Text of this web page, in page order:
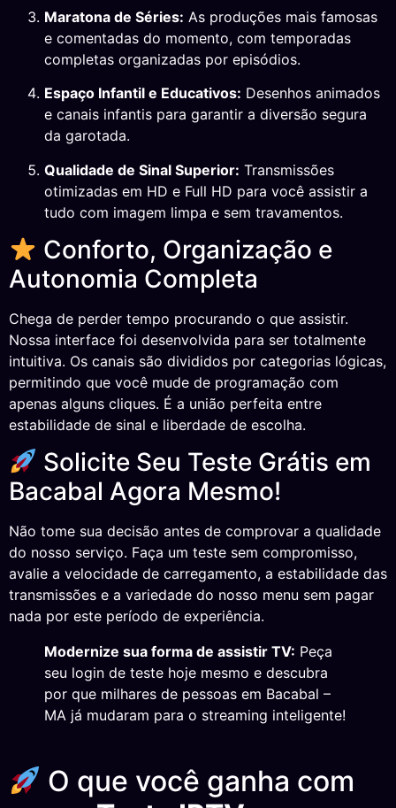
Maratona de Séries: As produções mais famosas
e comentadas do momento, com temporadas
completas organizadas por episódios.
Espaço Infantil e Educativos: Desenhos animados
e canais infantis para garantir a diversão segura
da garotada.
Qualidade de Sinal Superior: Transmissões
otimizadas em HD e Full HD para você assistir a
tudo com imagem limpa e sem travamentos.
Conforto, Organização e
Autonomia Completa
Chega de perder tempo procurando o que assistir.
Nossa interface foi desenvolvida para ser totalmente
intuitiva. Os canais são divididos por categorias lógicas,
permitindo que você mude de programação com
apenas alguns cliques. É a união perfeita entre
estabilidade de sinal e liberdade de escolha.
Solicite Seu Teste Grátis em
Bacabal Agora Mesmo!
Não tome sua decisão antes de comprovar a qualidade
do nosso serviço. Faça um teste sem compromisso,
avalie a velocidade de carregamento, a estabilidade das
transmissões e a variedade do nosso menu sem pagar
nada por este período de experiência.
Modernize sua forma de assistir TV: Peça
seu login de teste hoje mesmo e descubra
por que milhares de pessoas em Bacabal –
MA já mudaram para o streaming inteligente!
O que você ganha com